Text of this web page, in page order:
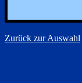
Zurück zur Auswahl